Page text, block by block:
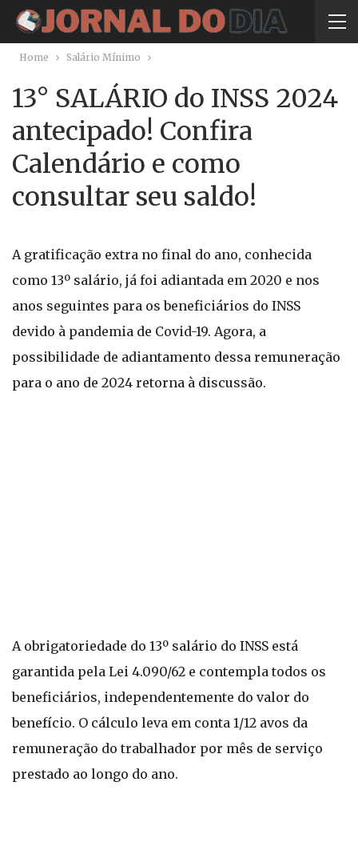
Home Salário Mínimo
13° SALÁRIO do INSS 2024
antecipado! Confira
Calendário e como
consultar seu saldo!
A gratificação extra no final do ano, conhecida
como 13º salário, já foi adiantada em 2020 e nos
anos seguintes para os beneficiários do INSS
devido à pandemia de Covid-19. Agora, a
possibilidade de adiantamento dessa remuneração
para o ano de 2024 retorna à discussão.
A obrigatoriedade do 13º salário do INSS está
garantida pela Lei 4.090/62 e contempla todos os
beneficiários, independentemente do valor do
benefício. O cálculo leva em conta 1/12 avos da
remuneração do trabalhador por mês de serviço
prestado ao longo do ano.